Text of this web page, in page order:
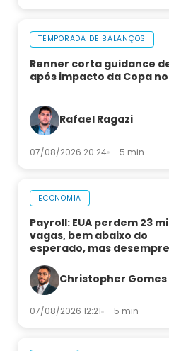
TEMPORADA DE BALANÇOS
Renner corta guidance
após impacto da Copa
Rafael Ragazi
07/08/2026 20:24 5 min
ECONOMIA
Payroll: EUA perdem 23
vagas, bem abaixo do
esperado, mas
Christopher Gomes
07/08/2026 12:21 5 min